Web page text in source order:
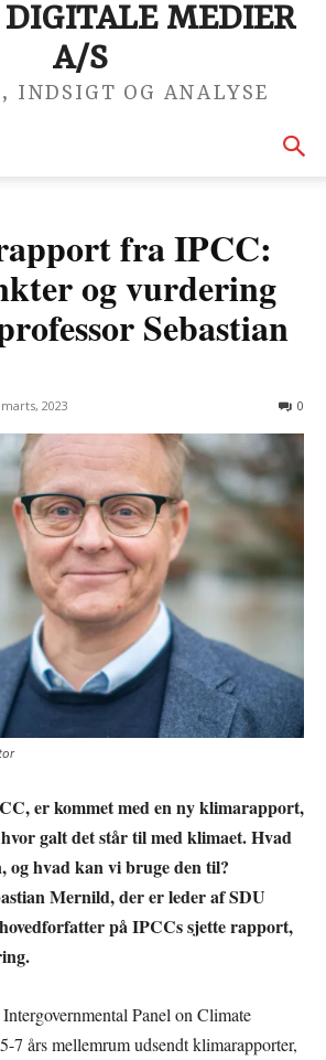
MEDIER
A/S
INDSIGT OG ANALYSE
fra IPCC:
og vurdering
Sebastian
2023 0
er kommet med en ny klimarapport,
galt det står til med klimaet. Hvad
og hvad kan vi bruge den til?
Mernild, der er leder af SDU
på IPCCs sjette rapport,
Panel on Climate
7 års mellemrum udsendt klimarapporter,